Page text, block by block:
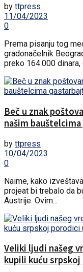
by ttpress
11/04/2023
0
Prema pisanju tog
gradonačelnik
preko 164.000 dinara,
Beč u znak
našim
by ttpress
10/04/2023
0
Naime, kako
projeat bi trebalo da
Austrije. Ovim...
Veliki ljudi našeg
kupili kuću